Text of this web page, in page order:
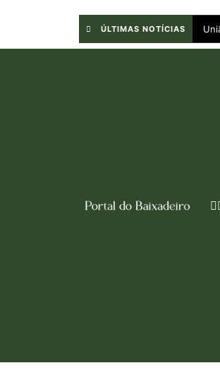
ÚLTIMAS NOTÍCIAS